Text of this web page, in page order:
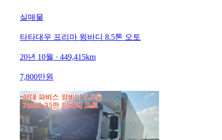
실매물
타타대우 프리마 윙바디 8.5톤 오토
20년 10월 · 449,415km
7,800만원